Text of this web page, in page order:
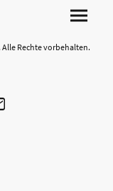
Rechte vorbehalten.